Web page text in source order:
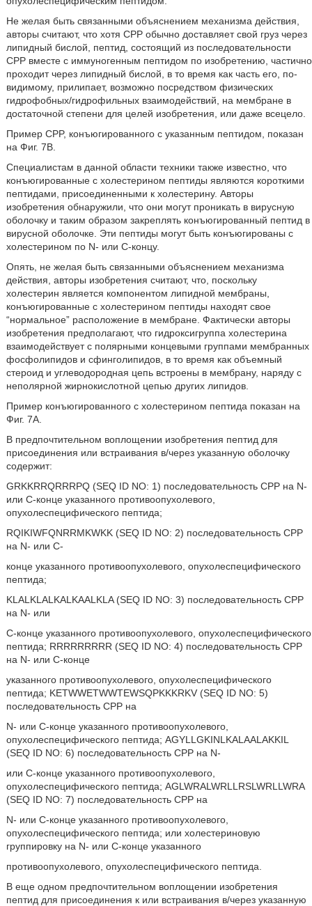
Не желая быть связанными объяснением механизма действия,
авторы считают, что хотя CPP обычно доставляет свой груз через
липидный бислой, пептид, состоящий из последовательности
CPP вместе с иммуногенным пептидом по изобретению, частично
проходит через липидный бислой, в то время как часть его, по-
видимому, прилипает, возможно посредством физических
гидрофобных/гидрофильных взаимодействий, на мембране в
достаточной степени для целей изобретения, или даже всецело.
Пример CPP, конъюгированного с указанным пептидом, показан
на Фиг. 7B.
Специалистам в данной области техники также известно, что
конъюгированные с холестерином пептиды являются короткими
пептидами, присоединенными к холестерину. Авторы
изобретения обнаружили, что они могут проникать в вирусную
оболочку и таким образом закреплять конъюгированный пептид в
вирусной оболочке. Эти пептиды могут быть конъюгированы с
холестерином по N- или C-концу.
Опять, не желая быть связанными объяснением механизма
действия, авторы изобретения считают, что, поскольку
холестерин является компонентом липидной мембраны,
конъюгированные с холестерином пептиды находят свое
“нормальное” расположение в мембране. Фактически авторы
изобретения предполагают, что гидроксигруппа холестерина
взаимодействует с полярными концевыми группами мембранных
фосфолипидов и сфинголипидов, в то время как объемный
стероид и углеводородная цепь встроены в мембрану, наряду с
неполярной жирнокислотной цепью других липидов.
Пример конъюгированного с холестерином пептида показан на
Фиг. 7А.
В предпочтительном воплощении изобретения пептид для
присоединения или встраивания в/через указанную оболочку
содержит:
GRKKRRQRRRPQ (SEQ ID NO: 1) последовательность CPP на N-
или C-конце указанного противоопухолевого,
опухолеспецифического пептида;
RQIKIWFQNRRMKWKK (SEQ ID NO: 2) последовательность CPP
на N- или C-
конце указанного противоопухолевого, опухолеспецифического
пептида;
KLALKLALKALKAALKLA (SEQ ID NO: 3) последовательность CPP
на N- или
C-конце указанного противоопухолевого, опухолеспецифического
пептида; RRRRRRRRR (SEQ ID NO: 4) последовательность CPP
на N- или C-конце
указанного противоопухолевого, опухолеспецифического
пептида; KETWWETWWTEWSQPKKKRKV (SEQ ID NO: 5)
последовательность CPP на
N- или C-конце указанного противоопухолевого,
опухолеспецифического пептида; AGYLLGKINLKALAALAKKIL
(SEQ ID NO: 6) последовательность CPP на N-
или C-конце указанного противоопухолевого,
опухолеспецифического пептида; AGLWRALWRLLRSLWRLLWRA
(SEQ ID NO: 7) последовательность CPP на
N- или C-конце указанного противоопухолевого,
опухолеспецифического пептида; или холестериновую
группировку на N- или C-конце указанного
противоопухолевого, опухолеспецифического пептида.
В еще одном предпочтительном воплощении изобретения
пептид для присоединения к или встраивания в/через указанную